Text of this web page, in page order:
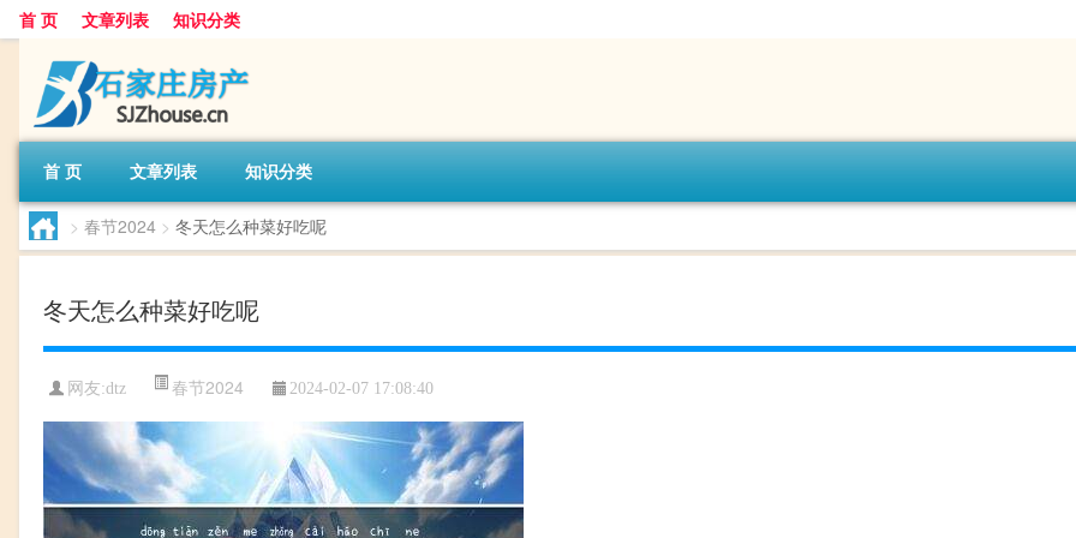
首 页 文章列表 知识分类
首 页 文章列表 知识分类
> 春节2024 > 冬天怎么种菜好吃呢
冬天怎么种菜好吃呢
网友:dtz 春节2024 2024-02-07 17:08:40